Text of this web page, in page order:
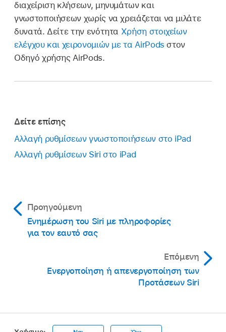
διαχείριση κλήσεων, μηνυμάτων και
γνωστοποιήσεων χωρίς να χρειάζεται να μιλάτε
δυνατά. Δείτε την ενότητα Χρήση στοιχείων
ελέγχου και χειρονομιών με τα AirPods στον
Οδηγό χρήσης AirPods.
Δείτε επίσης
Αλλαγή ρυθμίσεων γνωστοποιήσεων στο iPad
Αλλαγή ρυθμίσεων Siri στο iPad
Προηγούμενη
Ενημέρωση του Siri με πληροφορίες
για τον εαυτό σας
Επόμενη
Ενεργοποίηση ή απενεργοποίηση των
Προτάσεων Siri